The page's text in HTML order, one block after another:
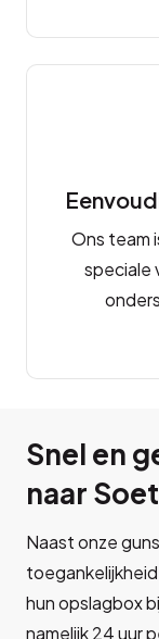
Ons team
speciale
Snel en
naar
Naast onze
hun opslagbox
namelijk 24 uur